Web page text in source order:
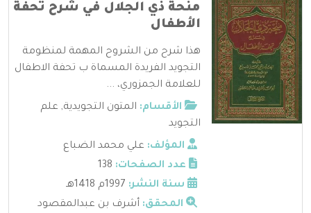
منحة ذي الجلال في شرح تحفة
الأطفال
هذا شرح من الشروح المهمة لمنظومة
التجويد الفريدة المسماة ب تحفة الاطفال
للعلامة الجمزوري، ...
الأقسام: المتون التجويدية, علم
التجويد
المؤلف: علي محمد الضباع
عدد الصفحات:
سنة النشر:
المحقق: أشرف بن عبدالمقصود